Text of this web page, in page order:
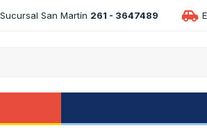
Sucursal San Martín 261 - 3647489